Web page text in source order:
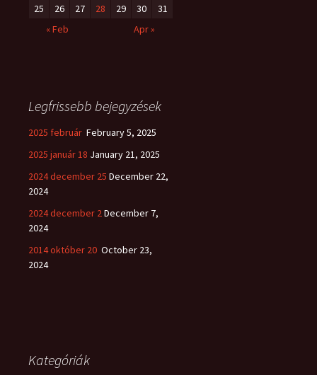
25
26 27 28 29 30
31
« Feb
Apr »
Legfrissebb bejegyzések
2025 február February 5, 2025
2025 január 18 January 21, 2025
2024 december 25 December 22,
2024
2024 december 2December 7,
2024
2014 október 20 October 23,
2024
Kategóriák